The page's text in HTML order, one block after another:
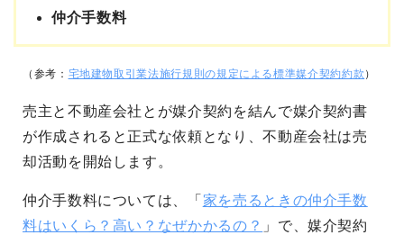
仲介手数料
（参考： 宅地建物取引業法施行規則の規定による標準媒介契約約款 ）
売主と不動産会社とが媒介契約を結んで媒介契約書
が作成されると正式な依頼となり、不動産会社は売
却活動を開始します。
仲介手数料については、「 家を売るときの仲介手数
料はいくら？高い？なぜかかるの？ 」で、媒介契約